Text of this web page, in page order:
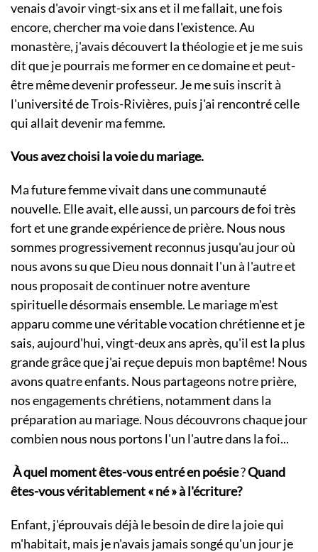
venais d'avoir vingt-six ans et il me fallait, une fois
encore, chercher ma voie dans l'existence. Au
monastère, j'avais découvert la théologie et je me suis
dit que je pourrais me former en ce domaine et peut-
être même devenir professeur. Je me suis inscrit à
l'université de Trois-Rivières, puis j'ai rencontré celle
qui allait devenir ma femme.
Vous avez choisi la voie du mariage.
Ma future femme vivait dans une communauté
nouvelle. Elle avait, elle aussi, un parcours de foi très
fort et une grande expérience de prière. Nous nous
sommes progressivement reconnus jusqu'au jour où
nous avons su que Dieu nous donnait l'un à l'autre et
nous proposait de continuer notre aventure
spirituelle désormais ensemble. Le mariage m'est
apparu comme une véritable vocation chrétienne et je
sais, aujourd'hui, vingt-deux ans après, qu'il est la plus
grande grâce que j'ai reçue depuis mon baptême! Nous
avons quatre enfants. Nous partageons notre prière,
nos engagements chrétiens, notamment dans la
préparation au mariage. Nous découvrons chaque jour
combien nous nous portons l'un l'autre dans la foi...
À quel moment êtes-vous entré en poésie?Quand
êtes-vous véritablement « né » à l'écriture?
Enfant, j'éprouvais déjà le besoin de dire la joie qui
m'habitait, mais je n'avais jamais songé qu'un jour je